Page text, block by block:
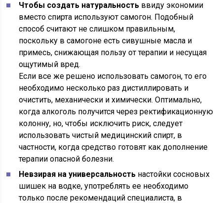
Чтобы создать натуральность ввиду экономии
вместо спирта используют самогон. Подобный
способ считают не слишком правильным,
поскольку в самогоне есть сивушные масла и
примесь, снижающая пользу от терапии и несущая
ощутимый вред.
Если все же решено использовать самогон, то его
необходимо несколько раз дистиллировать и
очистить, механически и химически. Оптимально,
когда алкоголь получится через ректификационную
колонну, но, чтобы исключить риск, следует
использовать чистый медицинский спирт, в
частности, когда средство готовят как дополнение
терапии опасной болезни.
Невзирая на универсальность настойки сосновых
шишек на водке, употреблять ее необходимо
только после рекомендаций специалиста, в